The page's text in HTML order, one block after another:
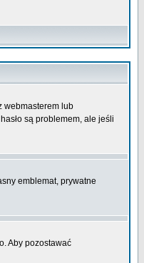
webmasterem lub
są problemem, ale jeśli
emblemat, prywatne
Aby pozostawać